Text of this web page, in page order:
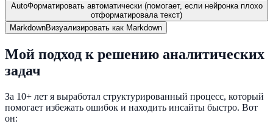
AutoФорматировать автоматически (помогает, если нейронка плохо
отформатировала текст)
MarkdownВизуализировать как Markdown
Мой подход к решению аналитических
задач
За 10+ лет я выработал структурированный процесс, который
помогает избежать ошибок и находить инсайты быстро. Вот
он: